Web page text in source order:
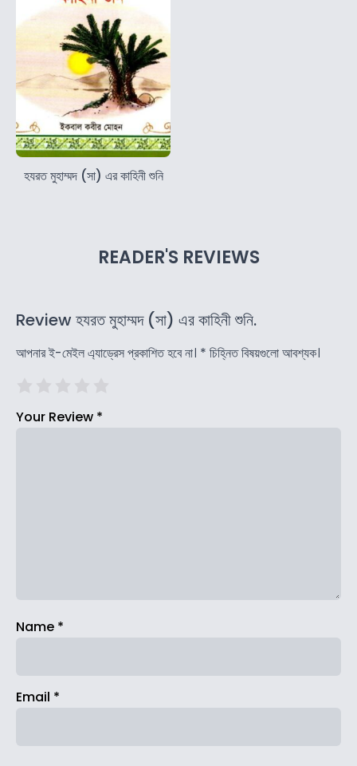
হযরত মুহাম্মদ (সা) এর কাহিনী শুনি
READER'S REVIEWS
Review হযরত মুহাম্মদ (সা) এর কাহিনী শুনি.
আপনার ই-মেইল এ্যাড্রেস প্রকাশিত হবে না। * চিহ্নিত বিষয়গুলো আবশ্যক।
Your Review *
Name *
Email *